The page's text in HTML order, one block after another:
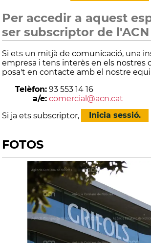
Per accedir a aquest
ser subscriptor de l'ACN
Si ets un mitjà de comunicació, una
empresa i tens interès en els nostres
posa't en contacte amb el nostre
Telèfon: 93 553 14 16
a/e: comercial@acn.cat
Si ja ets subscriptor,
Inicia sessió.
FOTOS